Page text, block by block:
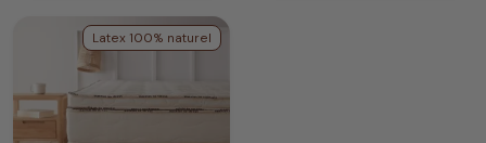
Latex 100% naturel